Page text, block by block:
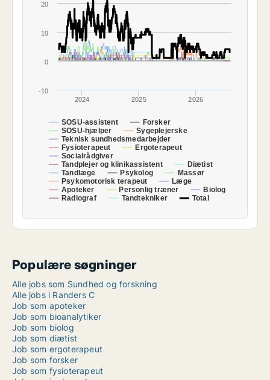
SOSU-assistent
Forsker
SOSU-hjælper
Sygeplejerske
Teknisk sundhedsmedarbejder
Fysioterapeut
Ergoterapeut
Socialrådgiver
Tandplejer og klinikassistent
Diætist
Tandlæge
Psykolog
Massør
Psykomotorisk terapeut
Læge
Apoteker
Personlig træner
Biolog
Radiograf
Tandtekniker Total
2024 2025 2026
0
10
20
-10
Populære søgninger
Alle jobs som Sundhed og forskning
Alle jobs i Randers C
Job som apoteker
Job som bioanalytiker
Job som biolog
Job som diætist
Job som ergoterapeut
Job som forsker
Job som fysioterapeut